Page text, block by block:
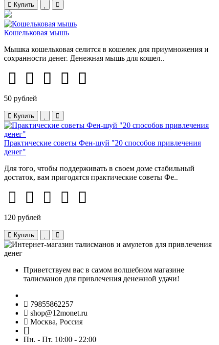
Купить
Кошельковая мышь
Мышка кошельковая селится в кошелек для приумножения и
сохранности денег. Денежная мышь для кошел..
50 рублей
Купить
Практические советы Фен-шуй "20 способов привлечения
денег"
Для того, чтобы поддерживать в своем доме стабильный
достаток, вам пригодятся практические советы Фе..
120 рублей
Купить
Приветствуем вас в самом волшебном магазине
талисманов для привлечения денежной удачи!
79855862257
shop@12monet.ru
Москва, Россия
Пн. - Пт. 10:00 - 22:00